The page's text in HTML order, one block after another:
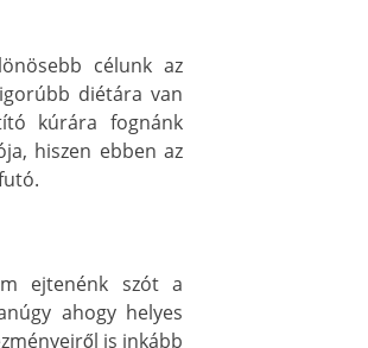
célunk az
diétára van
kúrára fognánk
hiszen ebben az
ejtenénk szót a
ahogy helyes
is inkább